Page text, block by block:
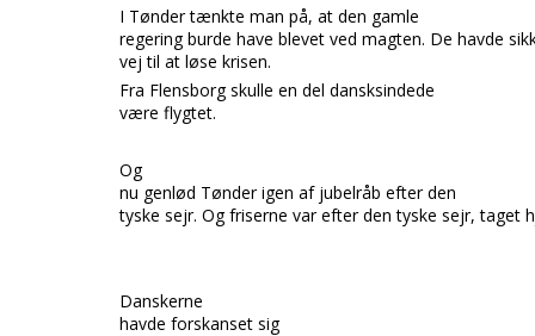
I Tøndertænkte man på, at den gamle
regering burde have blevet ved magten. De havde
vej til at løse krisen.
Fra Flensborgskulle en del dansksindede
være flygtet.
Og
nu genlød Tønderigen af jubelråb efter den
tyske sejr. Og friserne var efter den tyske sejr, taget
Danskerne
havde forskanset sig